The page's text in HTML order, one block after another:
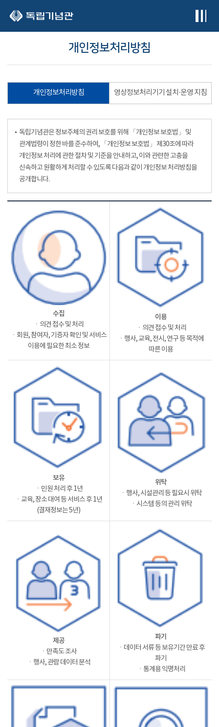
개인정보처리방침
개인정보처리방침 영상정보처리기기 설치·운영 지침
독립기념관은 정보주체의 권리 보호를 위해 「개인정보 보호법」 및
관계법령이 정한 바를 준수하여, 「개인정보 보호법」 제30조에 따라
개인정보 처리에 관한 절차 및 기준을 안내하고, 이와 관련한 고충을
신속하고 원활하게 처리할 수 있도록 다음과 같이 개인정보 처리방침을
공개합니다.
수집
ㆍ의견 접수 및 처리
ㆍ회원, 참여자, 기증자 확인 및 서비스
이용에 필요한 최소 정보
이용
ㆍ의견 접수 및 처리
ㆍ행사, 교육, 전시, 연구 등 목적에
따른 이용
보유
ㆍ민원 처리 후 1년
ㆍ교육, 장소 대여 등 서비스 후 1년
(결재정보는 5년)
위탁
ㆍ행사, 시설관리 등 필요시 위탁
ㆍ시스템 등의 관리 위탁
제공
ㆍ만족도 조사
ㆍ행사, 관람 데이터 분석
파기
ㆍ데이터 서류 등 보유기간 만료 후
파기
ㆍ통계용 익명처리